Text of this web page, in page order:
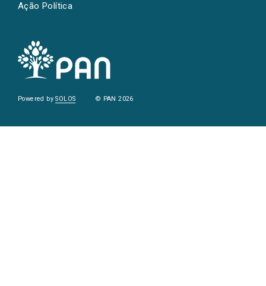
Ação Política
Powered bySOLOS © PAN 2026